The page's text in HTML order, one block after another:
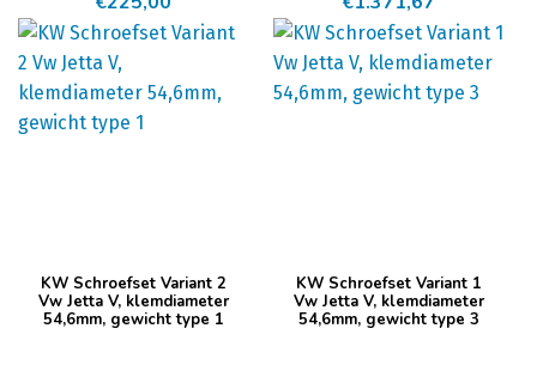
KW Schroefset Variant 2
Vw Jetta V, klemdiameter
54,6mm, gewicht type 1
KW Schroefset Variant 1
Vw Jetta V, klemdiameter
54,6mm, gewicht type 3